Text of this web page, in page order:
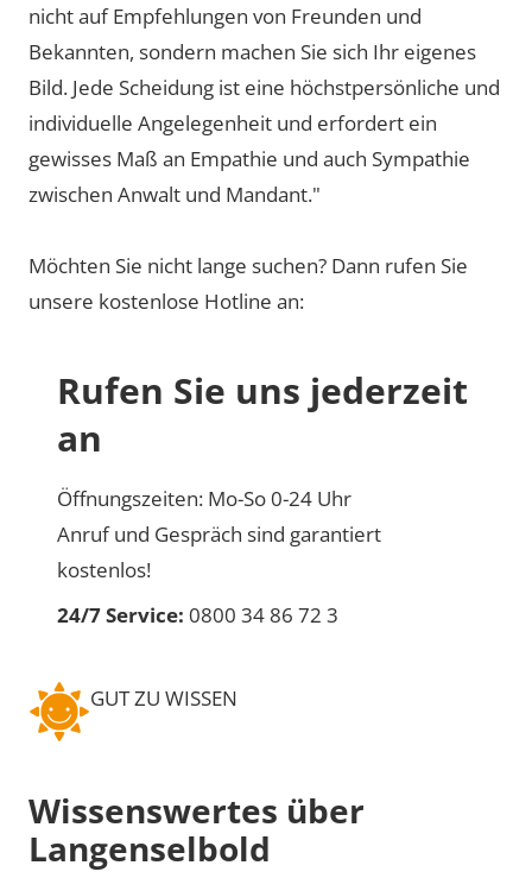
nicht auf Empfehlungen von Freunden und
Bekannten, sondern machen Sie sich Ihr eigenes
Bild. Jede Scheidung ist eine höchstpersönliche und
individuelle Angelegenheit und erfordert ein
gewisses Maß an Empathie und auch Sympathie
zwischen Anwalt und Mandant."
Möchten Sie nicht lange suchen? Dann rufen Sie
unsere kostenlose Hotline an:
Rufen Sie uns jederzeit
an
Öffnungszeiten: Mo-So 0-24 Uhr
Anruf und Gespräch sind garantiert
kostenlos!
24/7 Service: 0800 34 86 72 3
GUT ZU WISSEN
Wissenswertes über
Langenselbold